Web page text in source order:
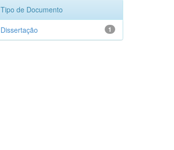
Tipo de Documento
1
Dissertação